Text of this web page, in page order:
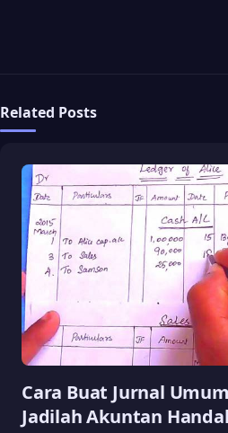
Related Posts
Cara Buat Jurnal
Jadilah Akuntan